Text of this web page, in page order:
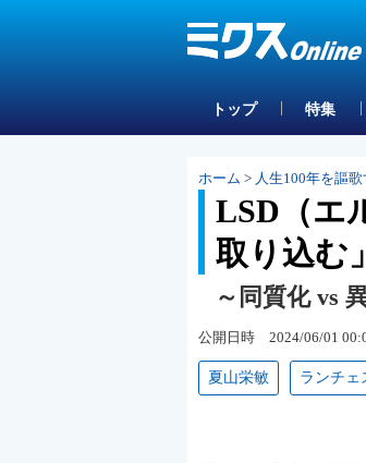
トップ 特集
ホーム > 人生100年を謳
LSD（エ
取り込む」
～同質化 vs
公開日時 2024/06/01
夏山栄敏 ランチェ